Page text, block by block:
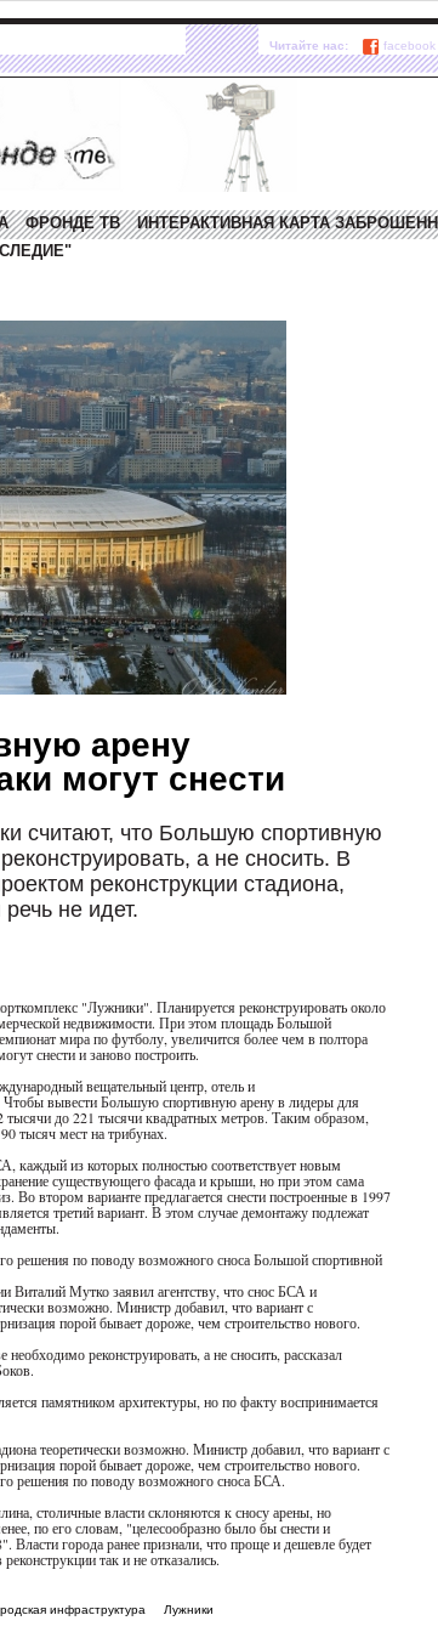
Читайте нас: facebook
ФРОНДЕ ТВ
ИНТЕРАКТИВНАЯ КАРТА
арену
могут снести
считают, что Большую спортивную
а не сносить. В
реконструкции стадиона,
не идет.
"Лужники". Планируется реконструировать около
недвижимости. При этом площадь Большой
мира по футболу, увеличится более чем в полтора
снести и заново построить.
вещательный центр, отель и
вывести Большую спортивную арену в лидеры для
до 221 тысячи квадратных метров. Таким образом,
тысяч мест на трибунах.
каждый из которых полностью соответствует новым
существующего фасада и крыши, но при этом сама
Во втором варианте предлагается снести построенные в 1997
третий вариант. В этом случае демонтажу подлежат
решения по поводу возможного сноса Большой спортивной
Виталий Мутко заявил агентству, что снос БСА и
возможно. Министр добавил, что вариант с
порой бывает дороже, чем строительство нового.
реконструировать, а не сносить, рассказал
памятником архитектуры, но по факту воспринимается
теоретически возможно. Министр добавил, что вариант с
порой бывает дороже, чем строительство нового.
решения по поводу возможного сноса БСА.
столичные власти склоняются к сносу арены, но
по его словам, "целесообразно было бы снести и
города ранее признали, что проще и дешевле будет
так и не отказались.
инфраструктура Лужники